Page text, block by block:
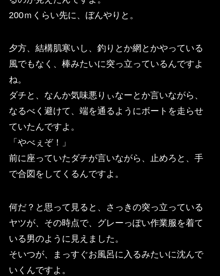
200ｍくらい先に、ぼんやりと。
夕方、結構肌寒いし、釣りとか網とかやっている
風でもなく、棒みたいに突っ立っているんですよ
ね。
ダチと、なんか気味悪りぃなーとか言いながら、
なるべく避けて、端を通るようにボートを走らせ
ていたんですよ。
「やべぇぞ！」
前に座っていたダチが言いながら、止めろと、手
で合図をしてくるんですよ。
何だ？と思って見ると、さっきの突っ立っている
ヤツが、その時点で、グレーっぽい作業服を着て
いる男のように見えました。
そいつが、まっすぐお風呂に入るみたいに沈んで
いくんですよ。